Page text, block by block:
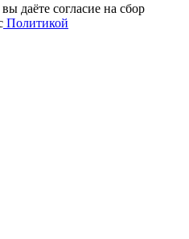
даёте cогласие на сбор
Политикой